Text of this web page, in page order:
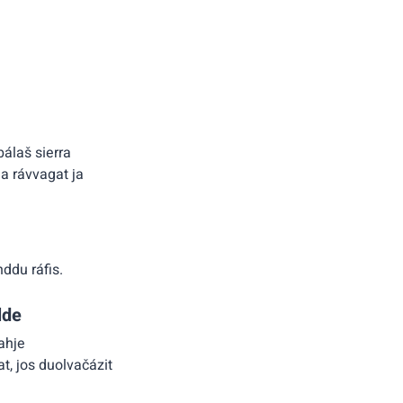
sierra
rávvagat ja
ráfis.
jos duolvačázit